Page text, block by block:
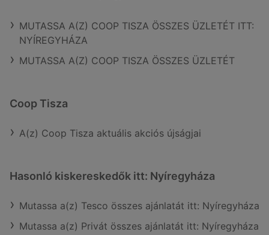
MUTASSA A(Z) COOP TISZA ÖSSZES ÜZLETÉT ITT:
NYÍREGYHÁZA
MUTASSA A(Z) COOP TISZA ÖSSZES ÜZLETÉT
Coop Tisza
A(z) Coop Tisza aktuális akciós újságjai
Hasonló kiskereskedők itt: Nyíregyháza
Mutassa a(z) Tesco összes ajánlatát itt: Nyíregyháza
Mutassa a(z) Privát összes ajánlatát itt: Nyíregyháza